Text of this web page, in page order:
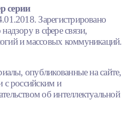
серии
Зарегистрировано
в сфере связи,
и массовых коммуникаций.
опубликованные на сайте,
с российским и
об интеллектуальной